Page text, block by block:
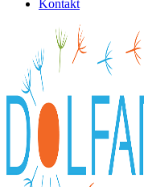
Kontakt